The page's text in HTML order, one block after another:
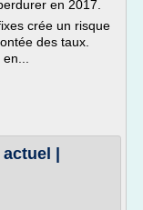
en 2017.
crée un risque
des taux.
|